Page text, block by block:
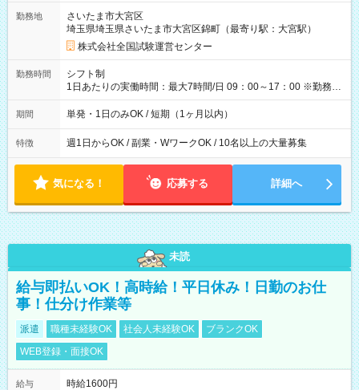
例】 ・河合塾模擬試験 8:30～17:30（休憩1時間） 時給1,300円
×8時間＝日収10,400円＋交通費 ※当日の役割により時給＋100
円の場合あり ・国家試験 7:00～13:30（休憩なし） 時給1,300
円（役割手当＋100円）×6時間＝日収8,400円＋交通費 【試用期
間】試用期間なし
勤務地
さいたま市大宮区
埼玉県埼玉県さいたま市大宮区錦町（最寄り駅：大宮駅）
株式会社全国試験運営センター
勤務時間
シフト制
1日あたりの実働時間：最大7時間/日 09：00～17：00 ※勤務時
間は 試験により異なります。
期間 単発・1日のみOK / 短期（1ヶ月以内）
特徴 週1日からOK / 副業・WワークOK / 10名以上の大量募集
気になる！ 応募する 詳細へ
未読
給与即払いOK！高時給！平日休み！日勤のお仕
事！仕分け作業等
派遣 職種未経験OK 社会人未経験OK
ブランクOK
WEB登録・面接OK
給与
時給1600円